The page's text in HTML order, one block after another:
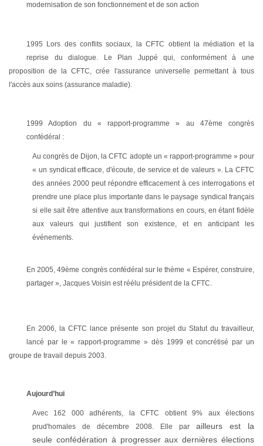
modernisation de son fonctionnement et de son action
1995 Lors des conflits sociaux, la CFTC obtient la médiation et la
reprise du dialogue.
Le Plan Juppé qui, conformément à une
proposition de la CFTC, crée l'assurance universelle permettant à tous
l'accès aux soins (assurance maladie).
1999 Adoption du « rapport-programme » au 47ème congrès
confédéral :
Au congrès de Dijon, la CFTC adopte un « rapport-programme » pour
« un syndicat efficace, d'écoute, de service et de valeurs ». La CFTC
des années 2000 peut répondre efficacement à ces interrogations et
prendre une place plus importante dans le paysage syndical français
si elle sait être attentive aux transformations en cours, en étant fidèle
aux valeurs qui justifient son existence, et en anticipant les
événements.
En 2005, 49ème congrès confédéral sur le thème « Espérer, construire,
partager », Jacques Voisin est réélu président de la CFTC.
En 2006, la CFTC lance présente son projet du Statut du travailleur,
lancé par le « rapport-programme » dès 1999 et concrétisé par un
groupe de travail depuis 2003.
Aujourd’hui
Avec 162 000 adhérents, la CFTC obtient 9% aux élections
prud'homales de décembre 2008. Elle par ailleurs est la
seule confédération à progresser aux dernières élections